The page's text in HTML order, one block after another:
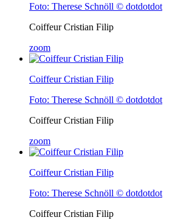
Foto: Therese Schnöll © dotdotdot
Coiffeur Cristian Filip
zoom
Coiffeur Cristian Filip
Foto: Therese Schnöll © dotdotdot
Coiffeur Cristian Filip
zoom
Coiffeur Cristian Filip
Foto: Therese Schnöll © dotdotdot
Coiffeur Cristian Filip